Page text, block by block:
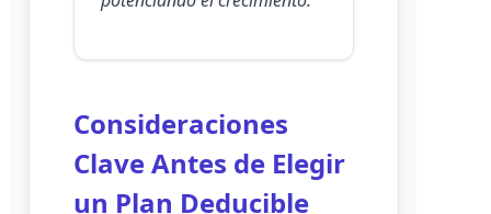
Consideraciones
Clave Antes de Elegir
un Plan Deducible